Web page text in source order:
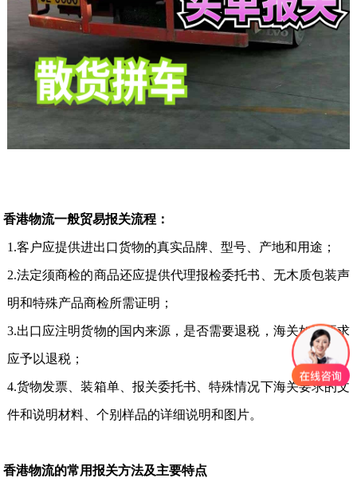
香港物流一般贸易报关流程：
1.客户应提供进出口货物的真实品牌、型号、产地和用途；
2.法定须商检的商品还应提供代理报检委托书、无木质包装声
明和特殊产品商检所需证明；
3.出口应注明货物的国内来源，是否需要退税，海关如有要求
应予以退税；
4.货物发票、装箱单、报关委托书、特殊情况下海关要求的文
件和说明材料、个别样品的详细说明和图片。
香港物流的常用报关方法及主要特点